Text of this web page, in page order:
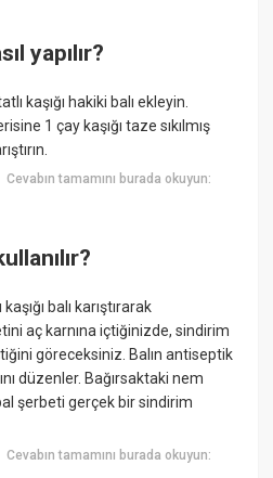
yapılır?
kaşığı hakiki balı ekleyin.
1 çay kaşığı taze sıkılmış
Cevabın tamamını burada okuyun:
balı karıştırarak
aç karnına içtiğinizde, sindirim
göreceksiniz. Balın antiseptik
düzenler. Bağırsaktaki nem
şerbeti gerçek bir sindirim
Cevabın tamamını burada okuyun: